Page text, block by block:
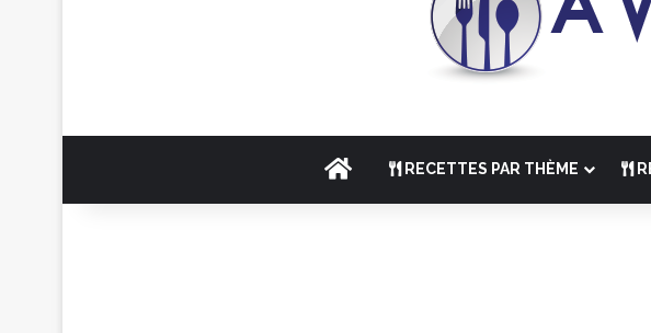
ACCUEILRECETTES PAR THÈME